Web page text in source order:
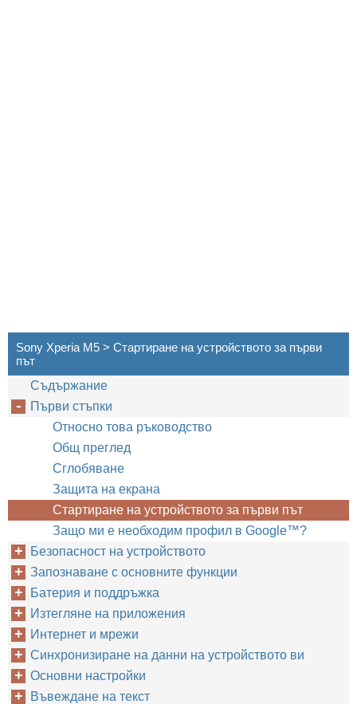
Sony Xperia M5 > Стартиране на устройството за първи
път
Съдържание
Първи стъпки
Относно това ръководство
Общ преглед
Сглобяване
Защита на екрана
Стартиране на устройството за първи път
Защо ми е необходим профил в Google™‎?
Безопасност на устройството
Запознаване с основните функции
Батерия и поддръжка
Изтегляне на приложения
Интернет и мрежи
Синхронизиране на данни на устройството ви
Основни настройки
Въвеждане на текст